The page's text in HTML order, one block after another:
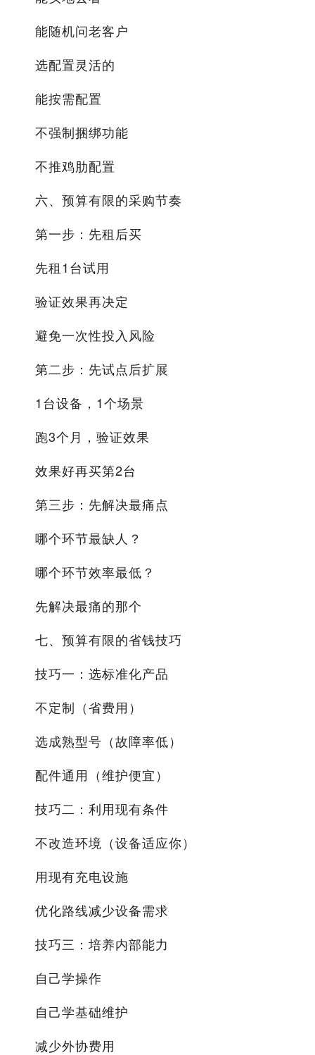
能随机问老客户
选配置灵活的
能按需配置
不强制捆绑功能
不推鸡肋配置
六、预算有限的采购节奏
第一步：先租后买
先租1台试用
验证效果再决定
避免一次性投入风险
第二步：先试点后扩展
1台设备，1个场景
跑3个月，验证效果
效果好再买第2台
第三步：先解决最痛点
哪个环节最缺人？
哪个环节效率最低？
先解决最痛的那个
七、预算有限的省钱技巧
技巧一：选标准化产品
不定制（省费用）
选成熟型号（故障率低）
配件通用（维护便宜）
技巧二：利用现有条件
不改造环境（设备适应你）
用现有充电设施
优化路线减少设备需求
技巧三：培养内部能力
自己学操作
自己学基础维护
减少外协费用